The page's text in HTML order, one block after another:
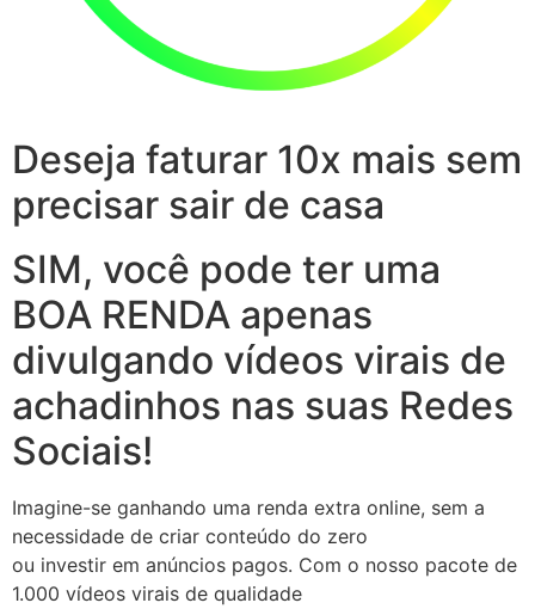
Deseja faturar 10x mais sem
precisar sair de casa
SIM, você pode ter uma
BOA RENDA apenas
divulgando vídeos virais de
achadinhos nas suas Redes
Sociais!
Imagine-se ganhando uma renda extra online, sem a
necessidade de criar conteúdo do zero
ou investir em anúncios pagos. Com o nosso pacote de
1.000 vídeos virais de qualidade